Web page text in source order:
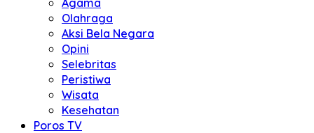
Agama
Olahraga
Aksi Bela Negara
Opini
Selebritas
Peristiwa
Wisata
Kesehatan
Poros TV